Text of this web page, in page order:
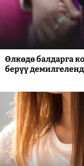
Өлкөдө балдарга
берүү